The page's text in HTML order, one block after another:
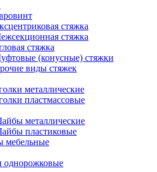
стяжка
стяжка
стяжка
(конусные) стяжки
виды стяжек
металлические
пластмассовые
металлические
пластиковые
мебельные
однорожковые